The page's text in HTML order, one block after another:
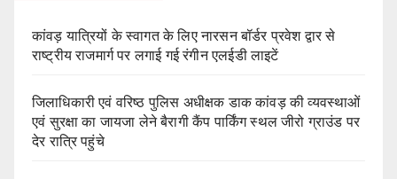
कांवड़ यात्रियों के स्वागत के लिए नारसन बॉर्डर प्रवेश द्वार से
राष्ट्रीय राजमार्ग पर लगाई गई रंगीन एलईडी लाइटें
जिलाधिकारी एवं वरिष्ठ पुलिस अधीक्षक डाक कांवड़ की व्यवस्थाओं
एवं सुरक्षा का जायजा लेने बैरागी कैंप पार्किंग स्थल जीरो ग्राउंड पर
देर रात्रि पहुंचे